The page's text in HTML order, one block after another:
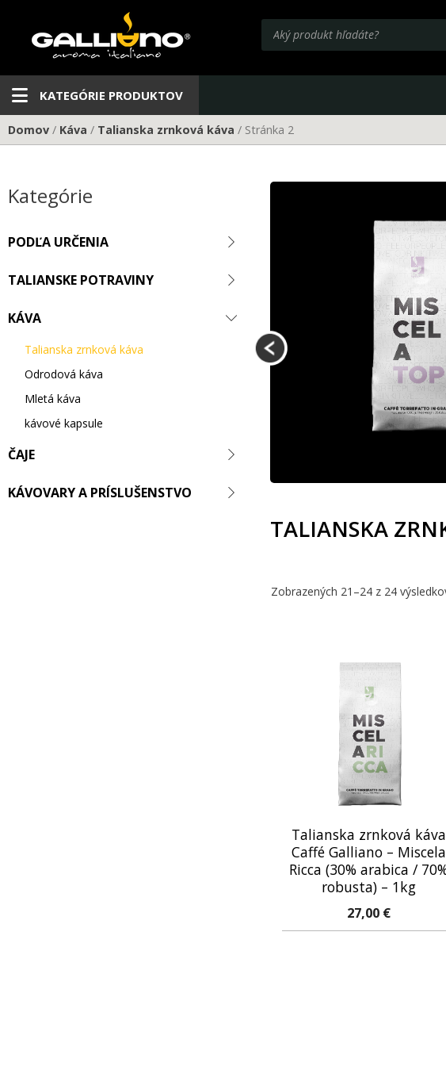
obsah
Products
search
KATEGÓRIE PRODUKTOV
Domov / Káva / Talianska zrnková káva / Stránka 2
Kategórie
PODĽA URČENIA
TALIANSKE POTRAVINY
KÁVA
Talianska zrnková káva
Odrodová káva
Mletá káva
kávové kapsule
ČAJE
KÁVOVARY A PRÍSLUŠENSTVO
KÁVA CAFFÉ
GOLD (60%
- 1KG
talianskej kávy. Predstavuje dobre
a jedinečnou chuťou s príjemnými
VIAC INFO
TALIANSKA
Zobrazených 21–24 z 24
Talianska zrnková káva
Caffé Galliano – Miscela
Ricca (30% arabica /
robusta) – 1kg
27,00 €